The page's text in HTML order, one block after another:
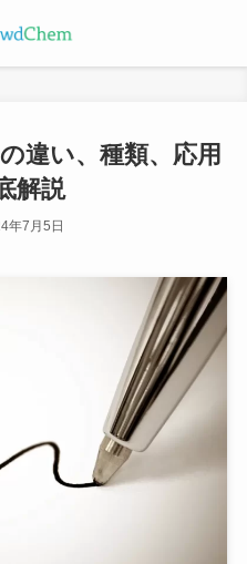
違い、種類、応用
解説
年7月5日